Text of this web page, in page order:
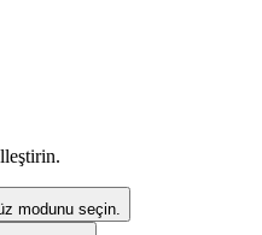
modunu seçin.